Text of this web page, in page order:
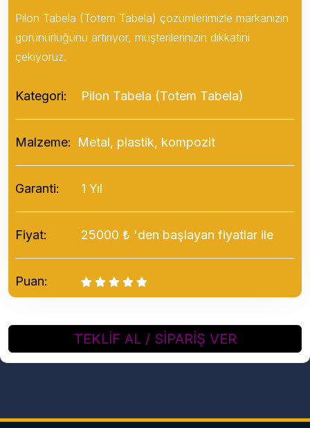
Pilon Tabela (Totem Tabela) çözümlerimizle markanızın
görünürlüğünü artırıyor, müşterilerinizin dikkatini
çekiyoruz.
Kategori: Pilon Tabela (Totem Tabela)
Malzeme: Metal, plastik, kompozit
Garanti: 1 Yıl
Fiyat: 25000 ₺ 'den başlayan fiyatlar ile
Puan:
TEKLİF AL / SİPARİŞ VER